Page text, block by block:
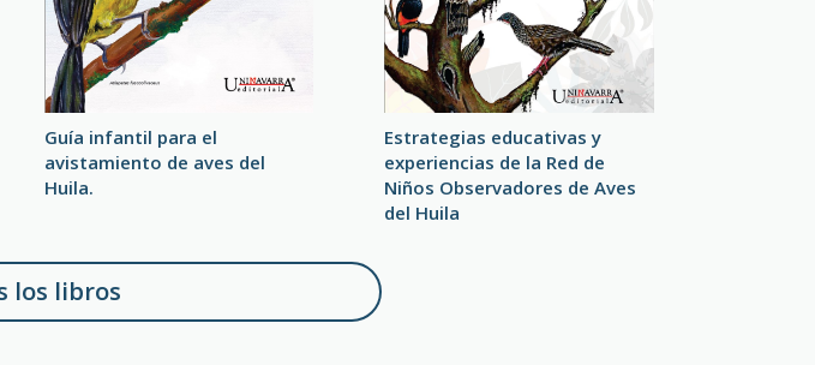
Guía infantil para el
avistamiento de aves del
Huila.
Estrategias educativas y
experiencias de la Red de
Niños Observadores de Aves
del Huila
los libros